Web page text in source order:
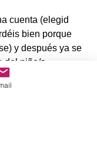
cuenta (elegid
bien porque
y después ya se
del niño/a